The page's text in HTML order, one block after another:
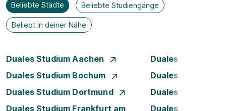
Beliebte Städte Beliebte Studiengänge
Beliebt in deiner Nähe
Duales Studium Aachen
Duales Studium
Duales Studium Bochum
Duales Studium
Duales Studium Dortmund
Duales Studium
Duales Studium Frankfurt am
Duales Studium